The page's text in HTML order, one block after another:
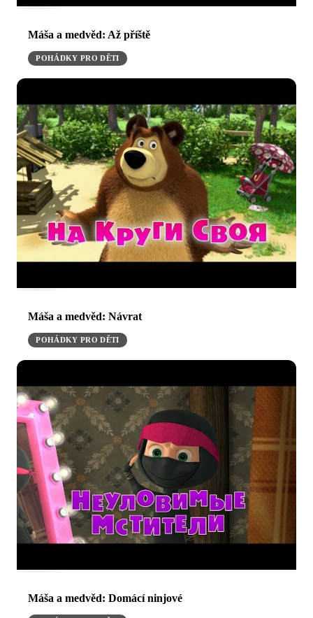
Máša a medvěd: Až příště
POHÁDKY PRO DĚTI
Máša a medvěd: Návrat
POHÁDKY PRO DĚTI
Máša a medvěd: Domácí ninjové